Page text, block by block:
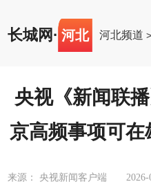
长城网 · 河北 河北频道
央视《新闻联
京高频事项可
来源： 央视新闻客户端